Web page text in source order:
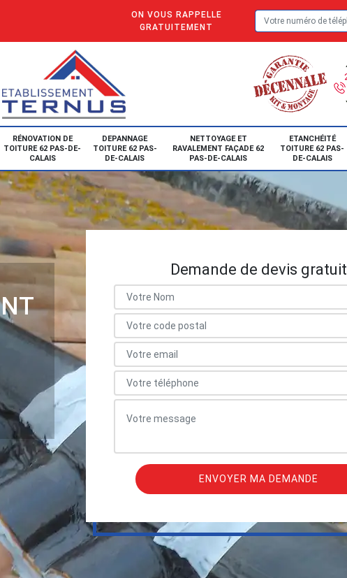
ON VOUS RAPPELLE
GRATUITEMENT
RÉNOVATION DE
TOITURE 62 PAS-DE-
CALAIS
DEPANNAGE
TOITURE 62 PAS-
DE-CALAIS
NETTOYAGE ET
RAVALEMENT FAÇADE 62
PAS-DE-CALAIS
ETANCHÉITÉ
TOITURE 62 PAS-
DE-CALAIS
Demande de devis gratuit